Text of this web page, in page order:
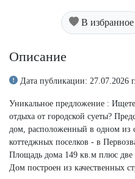
В избранное
Описание
Дата публикации: 27.07.2026 г.
Уникальное предложение :
отдыха от городской суеты?
дом, расположенный в одном
коттеджных поселков - в
Площадь дома 149 кв.м плюс
Дом построен из качественных